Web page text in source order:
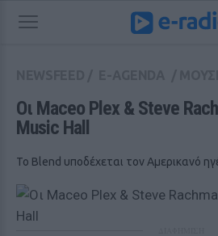
Οι Maceo Plex & Steve
Music Hall
Το Blend υποδέχεται τον Αμερικανό